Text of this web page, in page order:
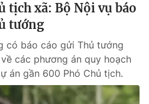
tịch xã: Bộ Nội vụ báo
tướng
có báo cáo gửi Thủ tướng
các phương án quy hoạch
án gần 600 Phó Chủ tịch.